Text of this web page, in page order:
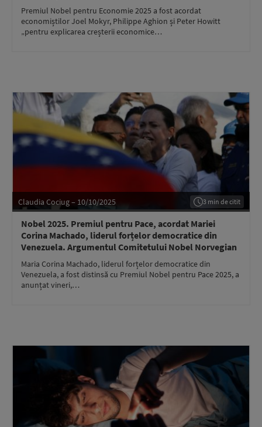
Premiul Nobel pentru Economie 2025 a fost acordat
economiștilor Joel Mokyr, Philippe Aghion și Peter Howitt
„pentru explicarea creșterii economice…
Claudia Cociug – 10/10/2025 3 min de citit
Nobel 2025. Premiul pentru Pace, acordat Mariei
Corina Machado, liderul forțelor democratice din
Venezuela. Argumentul Comitetului Nobel Norvegian
Maria Corina Machado, liderul forțelor democratice din
Venezuela, a fost distinsă cu Premiul Nobel pentru Pace 2025, a
anunțat vineri,…